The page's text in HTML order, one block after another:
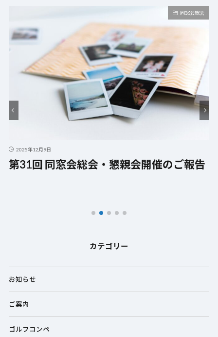
同窓会総会
2025年12月9日
第31回 同窓会総会・懇親会開催のご報告
カテゴリー
お知らせ
ご案内
ゴルフコンペ